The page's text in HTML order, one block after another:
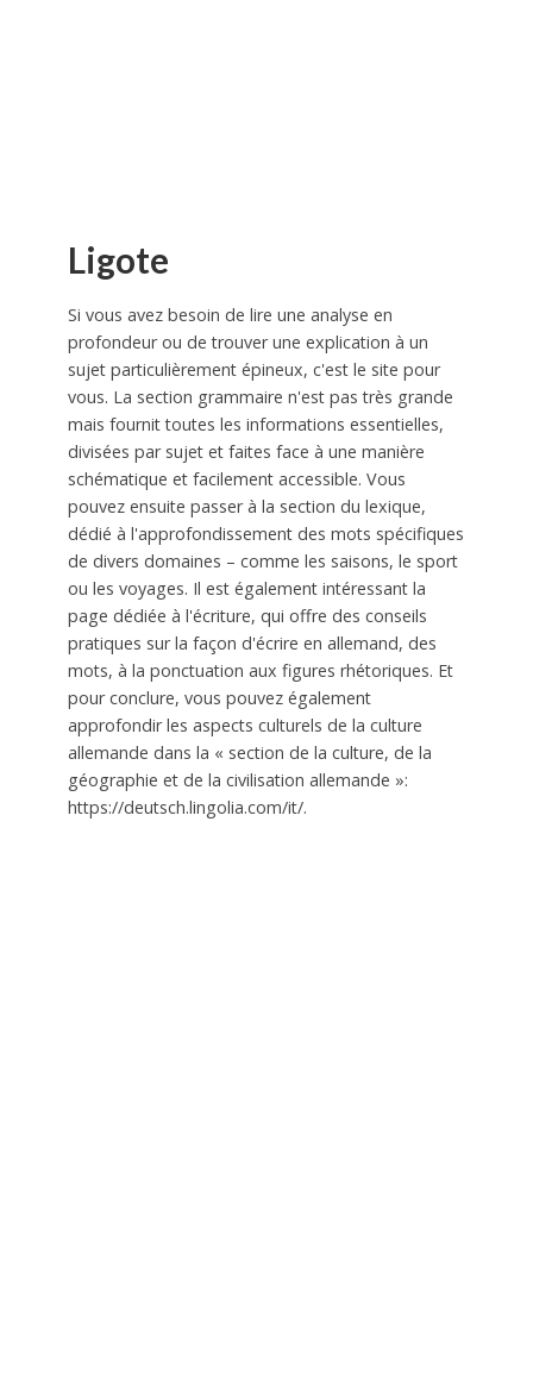
Ligote
Si vous avez besoin de lire une analyse en
profondeur ou de trouver une explication à un
sujet particulièrement épineux, c'est le site pour
vous. La section grammaire n'est pas très grande
mais fournit toutes les informations essentielles,
divisées par sujet et faites face à une manière
schématique et facilement accessible. Vous
pouvez ensuite passer à la section du lexique,
dédié à l'approfondissement des mots spécifiques
de divers domaines – comme les saisons, le sport
ou les voyages. Il est également intéressant la
page dédiée à l'écriture, qui offre des conseils
pratiques sur la façon d'écrire en allemand, des
mots, à la ponctuation aux figures rhétoriques. Et
pour conclure, vous pouvez également
approfondir les aspects culturels de la culture
allemande dans la « section de la culture, de la
géographie et de la civilisation allemande »:
https://deutsch.lingolia.com/it/.